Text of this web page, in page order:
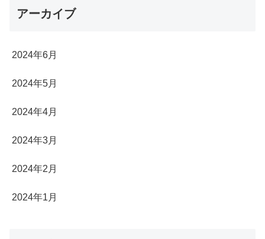
アーカイブ
2024年6月
2024年5月
2024年4月
2024年3月
2024年2月
2024年1月